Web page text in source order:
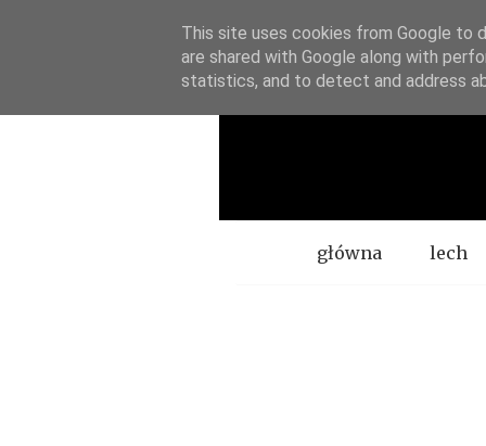
Menugłówna lech
This site uses cookies from Google to
are shared with Google along with
statistics, and to detect and address